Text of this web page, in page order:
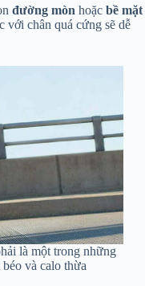
đường mòn hoặc bề mặt
với chân quá cứng sẽ dễ
là một trong những
và calo thừa